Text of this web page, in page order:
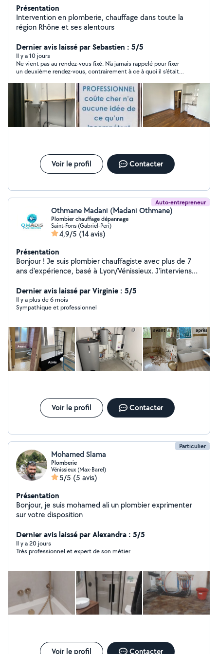
Présentation
Intervention en plomberie, chauffage dans toute la
région Rhône et ses alentours
Dernier avis laissé par Sebastien : 5/5
Il y a 10 jours
Ne vient pas au rendez-vous fixé. N’a jamais rappelé pour fixer
un deuxième rendez-vous, contrairement à ce à quoi il s’était
Voir le profil Contacter
Auto-entrepreneur
Othmane Madani (Madani Othmane)
Plombier chauffage dépannage
Saint-Fons (Gabriel-Peri)
4,9/5 (14 avis)
Présentation
Bonjour ! Je suis plombier chauffagiste avec plus de 7
ans d'expérience, basé à Lyon/Vénissieux. J'interviens
salle de bain, remplacement de chauffe-eau,
dépannage, recherche de fuite, raccordement cuivre ou
PER, etc. Travail propre, soigné et dans les règles de
pas à me contacter pour un devis ou un conseil ! À
bientôt, Othmane
Dernier avis laissé par Virginie : 5/5
Il y a plus de 6 mois
Sympathique et professionnel
Voir le profil Contacter
Particulier
Mohamed Slama
Plomberie
Vénissieux (Max-Barel)
5/5 (5 avis)
Présentation
Bonjour, je suis mohamed ali un plombier exprimenter
sur votre disposition
Dernier avis laissé par Alexandra : 5/5
Il y a 20 jours
Très professionnel et expert de son métier
Voir le profil Contacter